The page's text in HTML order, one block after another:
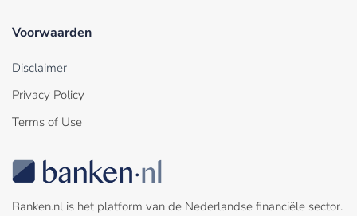
Voorwaarden
Disclaimer
Privacy Policy
Terms of Use
Banken.nl is het platform van de Nederlandse financiële sector.